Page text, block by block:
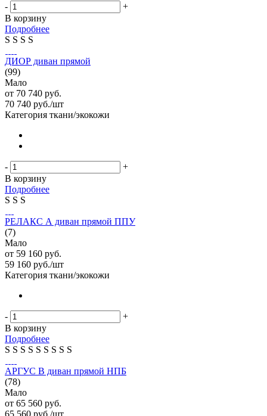
-
+
В корзину
Подробнее
S S S S
ДИОР диван прямой
(99)
Мало
от 70 740 руб.
70 740 руб./шт
Категория ткани/экокожи
-
+
В корзину
Подробнее
S S S
РЕЛАКС А диван прямой ППУ
(7)
Мало
от 59 160 руб.
59 160 руб./шт
Категория ткани/экокожи
-
+
В корзину
Подробнее
S S S S S S S S S
АРГУС В диван прямой НПБ
(78)
Мало
от 65 560 руб.
65 560 руб./шт